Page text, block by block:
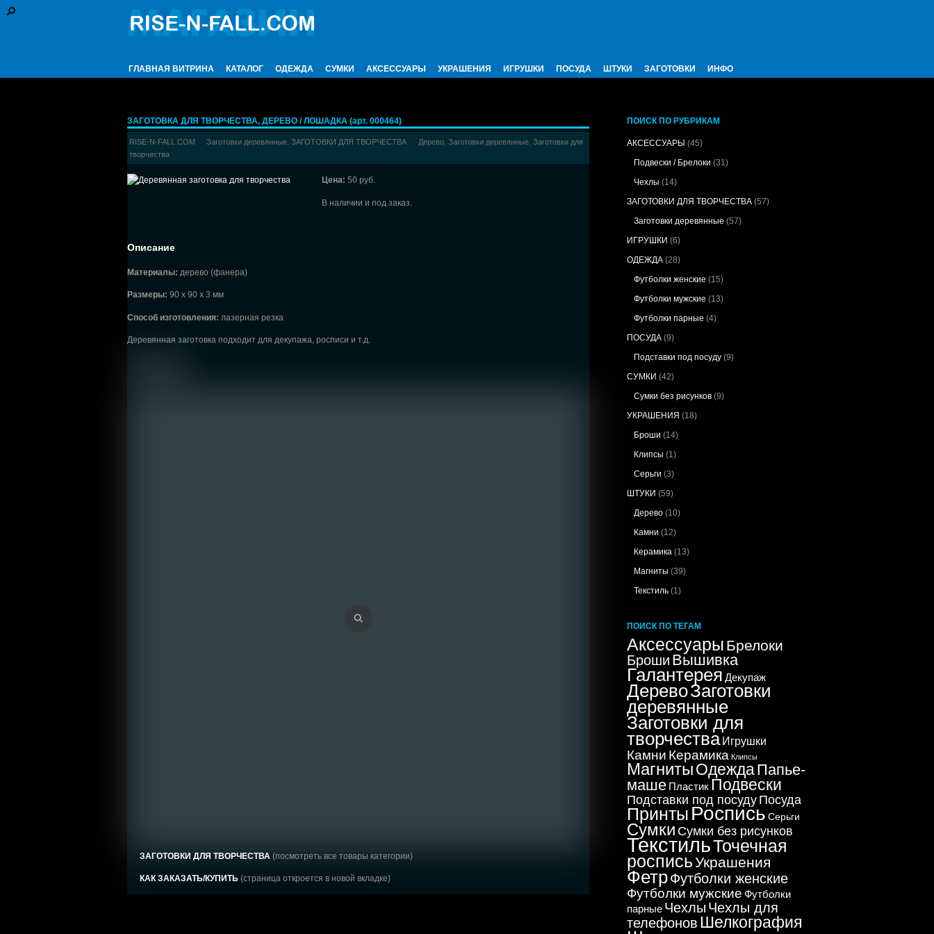
ГЛАВНАЯ ВИТРИНА КАТАЛОГ ОДЕЖДА СУМКИ АКСЕССУАРЫ УКРАШЕНИЯ ИГРУШКИ ПОСУДА ШТУКИ ЗАГОТОВКИ ИНФО
ЗАГОТОВКА ДЛЯ ТВОРЧЕСТВА, ДЕРЕВО / ЛОШАДКА (арт. 000464)
RISE-N-FALL.COM Заготовки деревянные ,ЗАГОТОВКИ ДЛЯ ТВОРЧЕСТВА Дерево, Заготовки деревянные, Заготовки для
творчества
Цена: 50 руб.
В наличии и под заказ.
Описание
Материалы: дерево (фанера)
Размеры: 90 х 90 х 3 мм
Способ изготовления: лазерная резка
Деревянная заготовка подходит для декупажа, росписи и т.д.
ЗАГОТОВКИ ДЛЯ ТВОРЧЕСТВА (посмотреть все товары категории)
КАК ЗАКАЗАТЬ/КУПИТЬ (страница откроется в новой вкладке)
ПОИСК ПО РУБРИКАМ
АКСЕССУАРЫ (45)
Подвески / Брелоки (31)
Чехлы (14)
ЗАГОТОВКИ ДЛЯ ТВОРЧЕСТВА(57)
Заготовки деревянные (57)
ИГРУШКИ (6)
ОДЕЖДА(28)
Футболки женские (15)
Футболки мужские (13)
Футболки парные (4)
ПОСУДА(9)
Подставки под посуду(9)
СУМКИ (42)
Сумки без рисунков(9)
УКРАШЕНИЯ (18)
Броши (14)
Клипсы (1)
Серьги (3)
ШТУКИ (59)
Дерево(10)
Камни (12)
Керамика(13)
Магниты (39)
Текстиль(1)
ПОИСК ПО ТЕГАМ
Аксессуары Брелоки
Броши Вышивка
Галантерея Декупаж
ДеревоЗаготовки
деревянные
Заготовки для
творчества Игрушки
Камни Керамика Клипсы
Магниты ОдеждаПапье-
маше Пластик Подвески
Подставки под посуду Посуда
Принты Роспись Серьги
Сумки Сумки без рисунков
ТекстильТочечная
росписьУкрашения
ФетрФутболки женские
Футболки мужские Футболки
парные Чехлы Чехлы для
телефонов Шелкография